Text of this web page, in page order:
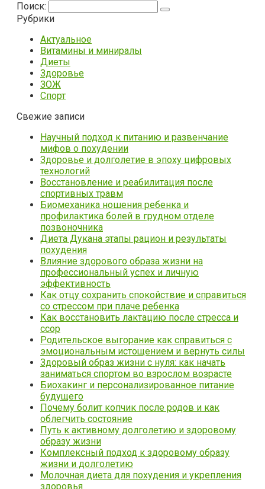
Поиск:
Рубрики
Актуальное
Витамины и миниралы
Диеты
Здоровье
ЗОЖ
Спорт
Свежие записи
Научный подход к питанию и развенчание
мифов о похудении
Здоровье и долголетие в эпоху цифровых
технологий
Восстановление и реабилитация после
спортивных травм
Биомеханика ношения ребенка и
профилактика болей в грудном отделе
позвоночника
Диета Дукана этапы рацион и результаты
похудения
Влияние здорового образа жизни на
профессиональный успех и личную
эффективность
Как отцу сохранить спокойствие и справиться
со стрессом при плаче ребенка
Как восстановить лактацию после стресса и
ссор
Родительское выгорание как справиться с
эмоциональным истощением и вернуть силы
Здоровый образ жизни с нуля: как начать
заниматься спортом во взрослом возрасте
Биохакинг и персонализированное питание
будущего
Почему болит копчик после родов и как
облегчить состояние
Путь к активному долголетию и здоровому
образу жизни
Комплексный подход к здоровому образу
жизни и долголетию
Молочная диета для похудения и укрепления
здоровья